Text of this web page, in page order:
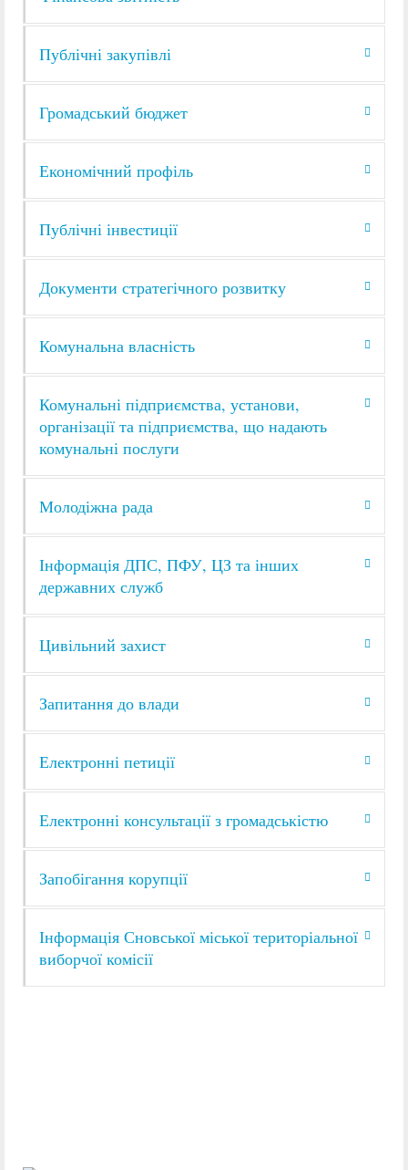
Публічні закупівлі
Громадський бюджет
Економічний профіль
Публічні інвестиції
Документи стратегічного розвитку
Комунальна власність
Комунальні підприємства, установи,
організації та підприємства, що надають
комунальні послуги
Молодіжна рада
Інформація ДПС, ПФУ, ЦЗ та інших
державних служб
Цивільний захист
Запитання до влади
Електронні петиції
Електронні консультації з громадськістю
Запобігання корупції
Інформація Сновської міської територіальної
виборчої комісії